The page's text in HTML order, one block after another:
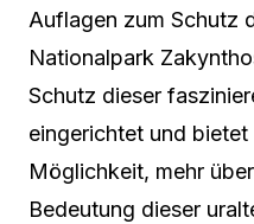
Auflagen zum Schutz
Nationalpark
Schutz dieser
eingerichtet und bietet
Möglichkeit, mehr
Bedeutung dieser